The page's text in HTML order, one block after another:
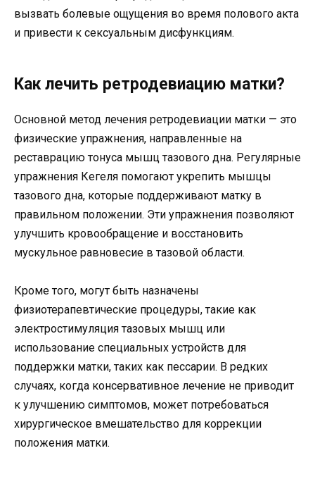
вызвать болевые ощущения во время полового акта
и привести к сексуальным дисфункциям.
Как лечить ретродевиацию матки?
Основной метод лечения ретродевиации матки — это
физические упражнения, направленные на
реставрацию тонуса мышц тазового дна. Регулярные
упражнения Кегеля помогают укрепить мышцы
тазового дна, которые поддерживают матку в
правильном положении. Эти упражнения позволяют
улучшить кровообращение и восстановить
мускульное равновесие в тазовой области.
Кроме того, могут быть назначены
физиотерапевтические процедуры, такие как
электростимуляция тазовых мышц или
использование специальных устройств для
поддержки матки, таких как пессарии. В редких
случаях, когда консервативное лечение не приводит
к улучшению симптомов, может потребоваться
хирургическое вмешательство для коррекции
положения матки.